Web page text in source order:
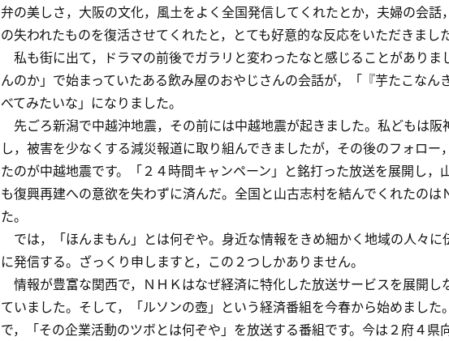
弁の美しさ，大阪の文化，風土をよく全国発信してくれたとか，夫婦の会
の失われたものを復活させてくれたと，とても好意的な反応をいただきました
私も街に出て，ドラマの前後でガラリと変わったなと感じることがありま
んのか」で始まっていたある飲み屋のおやじさんの会話が，「『芋たこな
べてみたいな」になりました。
先ごろ新潟で中越沖地震，その前には中越地震が起きました。私どもは
し，被害を少なくする減災報道に取り組んできましたが，その後のフォロ
たのが中越地震です。「２４時間キャンペーン」と銘打った放送を展開し，
も復興再建への意欲を失わずに済んだ。全国と山古志村を結んでくれたの
た。
では，「ほんまもん」とは何ぞや。身近な情報をきめ細かく地域の人々
に発信する。ざっくり申しますと，この２つしかありません。
情報が豊富な関西で，ＮＨＫはなぜ経済に特化した放送サービスを展開し
ていました。そして，「ルソンの壺」という経済番組を今春から始めまし
で，「その企業活動のツボとは何ぞや」を放送する番組です。今は２府４県